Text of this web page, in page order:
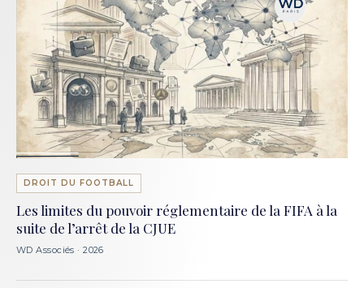
DROIT DU FOOTBALL
Les limites du pouvoir réglementaire de la FIFA à la
suite de l’arrêt de la CJUE
WD Associés · 2026